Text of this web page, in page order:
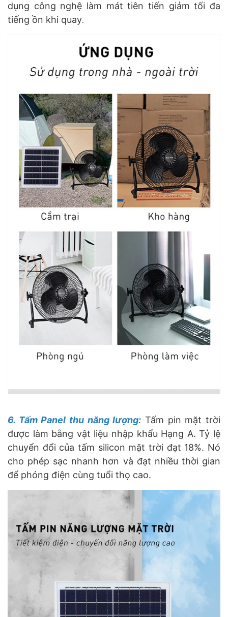
dụng công nghệ làm mát tiên tiến giảm tối đa
tiếng ồn khi quay.
6. Tấm Panel thu năng lượng: Tấm pin mặt trời
được làm bằng vật liệu nhập khẩu Hạng A. Tỷ lệ
chuyển đổi của tấm silicon mặt trời đạt 18%. Nó
cho phép sạc nhanh hơn và đạt nhiều thời gian
để phóng điện cùng tuổi thọ cao.